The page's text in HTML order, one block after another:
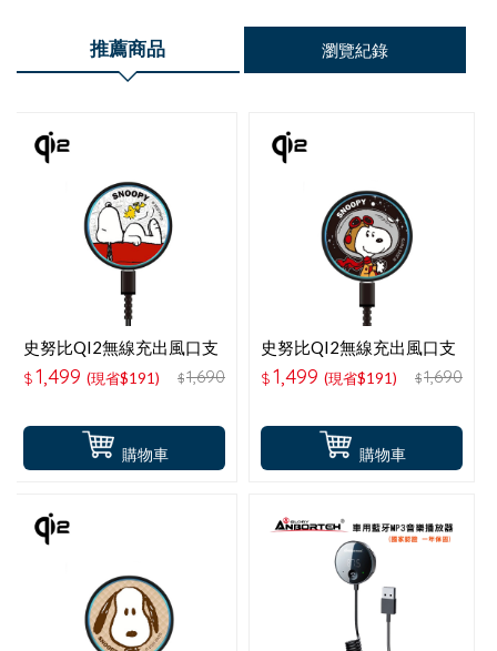
推薦商品 瀏覽紀錄
購物車
史努比QI2無線充出風口支
架-紅屋
$1,499 (現省$191) $1,690
購物車
史努比QI2無線充出風口支
架-太空
$1,499 (現省$191) $1,690